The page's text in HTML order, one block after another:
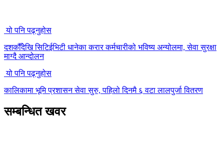
यो पनि पढ्नुहोस
दशकौँदेखि सिटिईभिटी धानेका करार कर्मचारीको भविष्य अन्योलमा, सेवा सुरक्षा
माग्दै आन्दोलन
यो पनि पढ्नुहोस
कालिकामा भूमि प्रशासन सेवा सुरु, पहिलो दिनमै ६ वटा लालपुर्जा वितरण
सम्बन्धित खवर